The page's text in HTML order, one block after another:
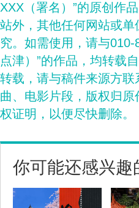
XXX（署名）”的原创作
站外，其他任何网站或
究。如需使用，请与
点津）”的作品，均转载
转载，请与稿件来源方
曲、电影片段，版权归
权证明，以便尽快删除。
你可能还感兴趣